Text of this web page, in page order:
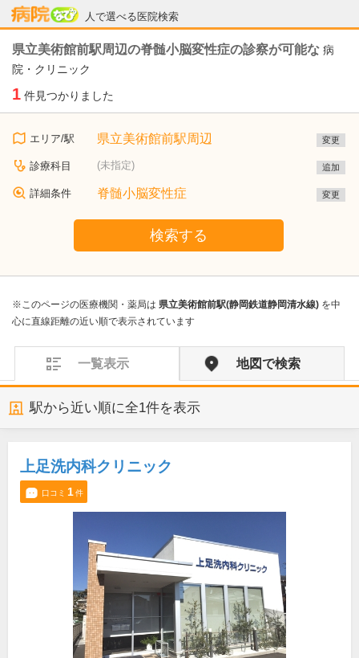
人で選べる医院検索
病院なび
県立美術館前駅周辺の脊髄小脳変性症の診察が可能な 病
院・クリニック
1 件見つかりました
エリア/駅 県立美術館前駅周辺 変更
診療科目 (未指定) 追加
詳細条件 脊髄小脳変性症 変更
検索する
※このページの医療機関・薬局は 県立美術館前駅(静岡鉄道静岡清水線) を中
心に直線距離の近い順で表示されています
一覧表示 地図で検索
駅から近い順に全1件を表示
上足洗内科クリニック
口コミ 1件